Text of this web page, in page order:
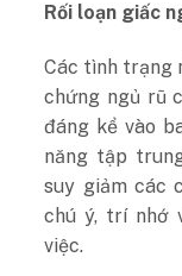
Rối loạn giấc
Các tình trạng
chứng ngủ rũ
đáng kể vào
năng tập
suy giảm các
chú ý, trí nhớ
việc.